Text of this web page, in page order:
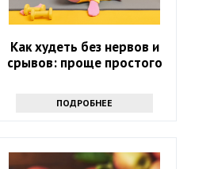
Как худеть без нервов и
срывов: проще простого
ПОДРОБНЕЕ